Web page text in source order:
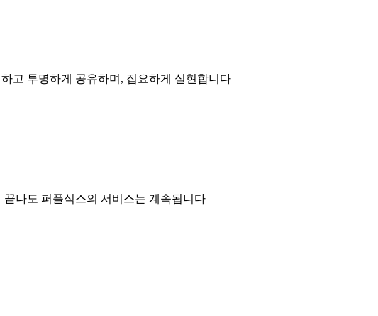
고 투명하게 공유하며, 집요하게 실현합니다
나도 퍼플식스의 서비스는 계속됩니다